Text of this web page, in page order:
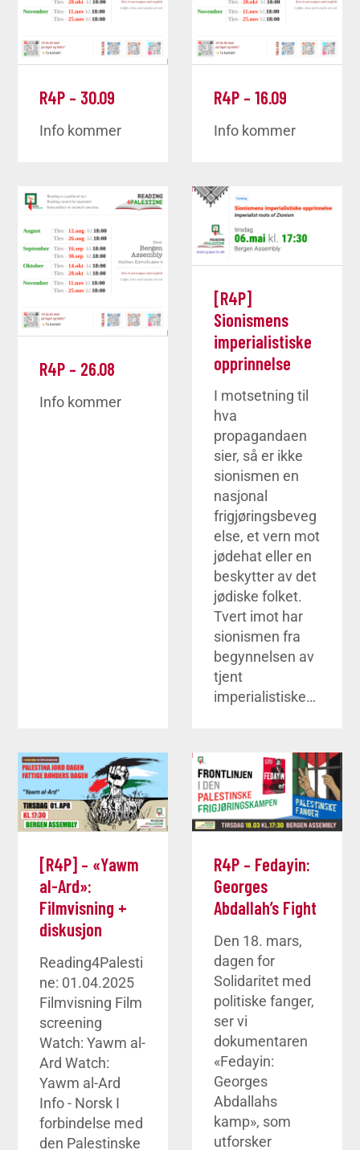
R4P – 30.09
Info kommer
R4P – 16.09
Info kommer
R4P – 26.08
Info kommer
[R4P]
Sionismens
imperialistiske
opprinnelse
I motsetning til
hva
propagandaen
sier, så er ikke
sionismen en
nasjonal
frigjøringsbeveg
else, et vern mot
jødehat eller en
beskytter av det
jødiske folket.
Tvert imot har
sionismen fra
begynnelsen av
tjent
imperialistiske…
[R4P] – «Yawm
al-Ard»:
Filmvisning +
diskusjon
Reading4Palesti
ne: 01.04.2025
Filmvisning Film
screening
Watch: Yawm al-
Ard Watch:
Yawm al-Ard
Info - Norsk I
forbindelse med
den Palestinske
R4P – Fedayin:
Georges
Abdallah’s Fight
Den 18. mars,
dagen for
Solidaritet med
politiske fanger,
ser vi
dokumentaren
«Fedayin:
Georges
Abdallahs
kamp», som
utforsker